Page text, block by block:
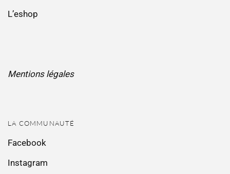
L’eshop
Mentions légales
LA COMMUNAUTÉ
Facebook
Instagram